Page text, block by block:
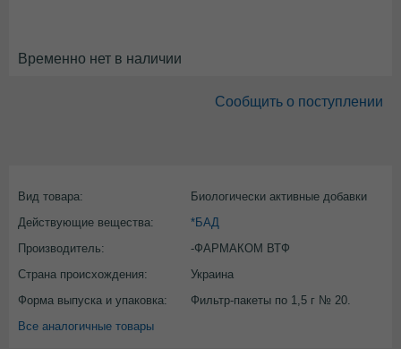
Временно нет в наличии
Сообщить о поступлении
Вид товара:
Биологически активные добавки
Действующие вещества:
*БАД
Производитель:
-ФАРМАКОМ ВТФ
Страна происхождения:
Украина
Форма выпуска и упаковка:
Фильтр-пакеты по 1,5 г № 20.
Все аналогичные товары